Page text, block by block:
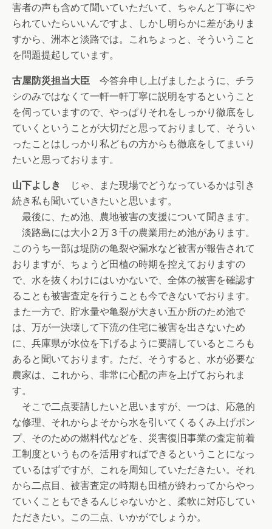
害者の声も含めて聞いていただいて、ちゃんと丁寧にや
られていたらいいんですよ、しかし明らかに差がありま
すから、洲本と淡路では。これちょっと、そういうこと
を問題提起しています。
古屋防災担当大臣 今答弁申し上げましたように、チラ
シのみではなくて一軒一軒丁寧に説明をするということ
を伺っていますので、やっぱりそれをしっかり徹底をし
ていくということが大切だと思っておりまして、そうい
ったことはしっかり私どもの方からも徹底をしてまいり
たいと思っております。
山下よしき
じゃ、また現場でどうなっているかは引き
続き私も聞いていきたいと思います。
最後に、ため池、農地被害の支援について聞きます。
淡路島には大小２万３千の農業用ため池があります。
このうち一部は堤防の亀裂や漏水など被害が報告されて
おりますが、ちょうど田植の時期を控えておりますの
で、水を抜くわけにはいかないで、全体の被害を確認す
ることも被害査定を行うことも今できないでおります。
また一方で、貯水量や亀裂が大きい五か所のため池で
は、万が一決壊して下流の住宅に被害を出さないため
に、兵庫県が水位を下げるように要請しているところも
あると聞いております。ただ、そうすると、水が必要な
農家は、これから、非常に心配の声を上げておられま
す。
そこで二点要請したいと思いますが、一つは、応急的
な修理、それからよそから水を引いてくるくみ上げポン
プ、そのための燃料代などを、災害復旧事業の査定前着
工制度というものを活用すればできるということになっ
ているはずですが、これを周知していただきたい。それ
から二点目、被害査定の時期も田植が終わってからやっ
ていくこともできるんじゃないかと、柔軟に対応してい
ただきたい。この二点、いかがでしょうか。